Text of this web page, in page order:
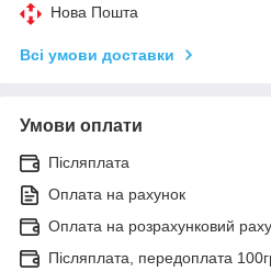
Нова Пошта
Всі умови доставки
Умови оплати
Післяплата
Оплата на рахунок
Оплата на розрахунковий
Післяплата, передоплата